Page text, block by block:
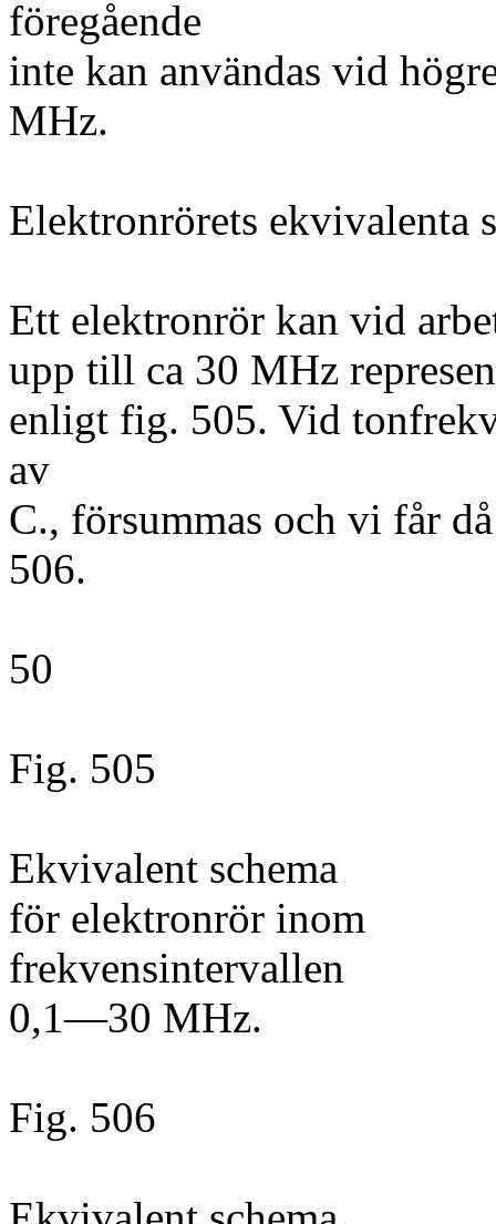
föregående
inte kan användas vid
MHz.
Elektronrörets ekvivalenta
Ett elektronrör kan vid
upp till ca 30 MHz
enligt fig. 505. Vid
av
C., försummas och vi får
506.
50
Fig. 505
Ekvivalent schema
för elektronrör inom
frekvensintervallen
0,1—30 MHz.
Fig. 506